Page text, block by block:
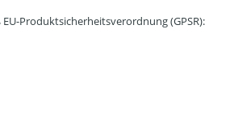
Produktsicherheitsverordnung (GPSR):